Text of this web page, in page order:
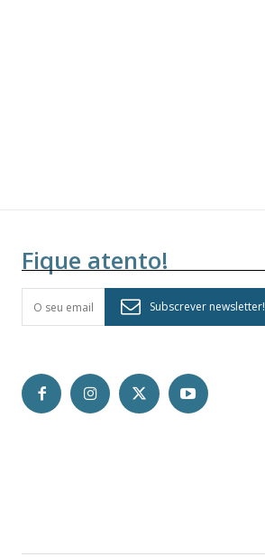
Fique atento!
Subscrever newsletter!